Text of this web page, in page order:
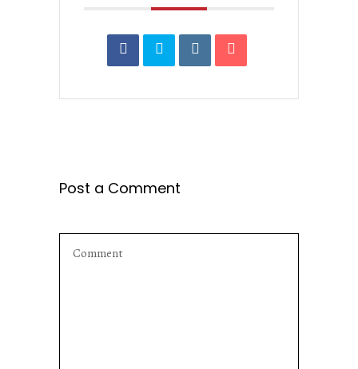
Post a Comment